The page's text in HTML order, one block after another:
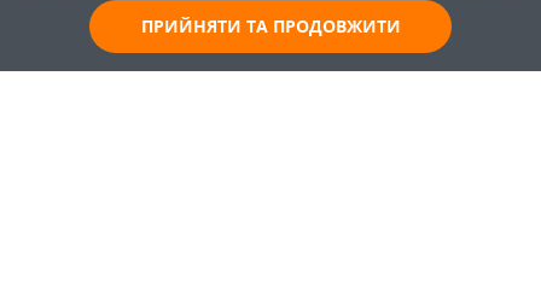
ПРИЙНЯТИ ТА ПРОДОВЖИТИ